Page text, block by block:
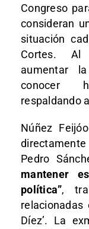
Congreso
consideran
situación
Cortes. Al
aumentar
conocer
respaldando
Núñez
Pedro
mantener
política”,
relacionadas
Díez’. La